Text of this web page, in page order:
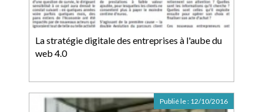
La stratégie digitale des entreprises à l'aube du
web 4.0
Publié le : 12/10/2016